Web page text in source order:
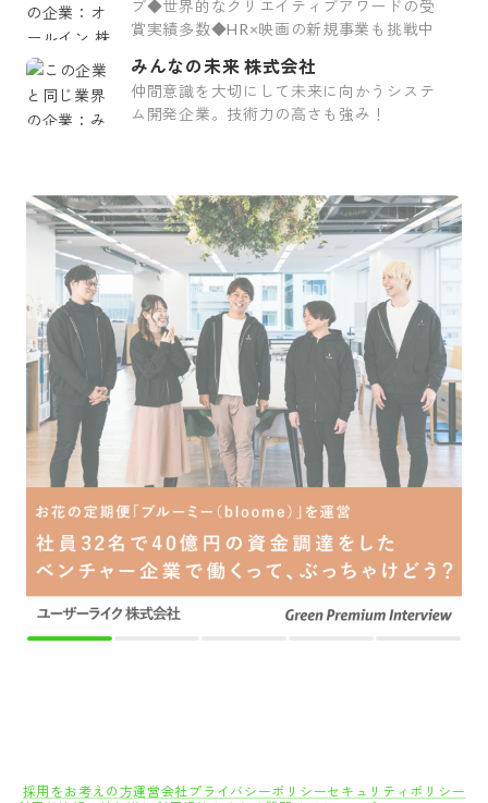
ブ◆世界的なクリエイティブアワードの受
賞実績多数◆HR×映画の新規事業も挑戦中
みんなの未来 株式会社
仲間意識を大切にして未来に向かうシステ
ム開発企業。技術力の高さも強み！
採用をお考えの方 運営会社プライバシーポリシーセキュリティポリシー
利用者情報の外部送信
利用規約 よくある質問 サイトマップ Green Identity
Copyright© Atrae, Inc. All Right Reserved.
転職サイトGreen IT/Web・通信・インターネット系 システムイン